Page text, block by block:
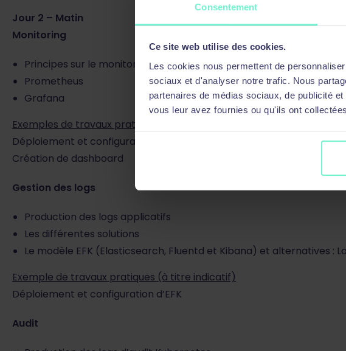
Consentement
Ce site web utilise des cookies.
Les cookies nous permettent de
sociaux et d'analyser notre trafic. Nous
partenaires de médias sociaux, de publicité
vous leur avez fournies ou qu'ils ont
Jour 2 – Matin
Monitoring
Principes sur le monitoring
Prometheus
Grafana
Exemples de travaux pratiques (à titre indicatif)
Déploiement et configuration du monitoring
Création de dashboard
Gestion des logs
Production des logs applicatifs
Les différentes solutions
Le modèle EFK (Elasticsearch, Fluentd et Kibana) et alternatives :
Exemple de travaux pratiques (à titre indicatif)
Déploiement et configuration d’EFK
Audit